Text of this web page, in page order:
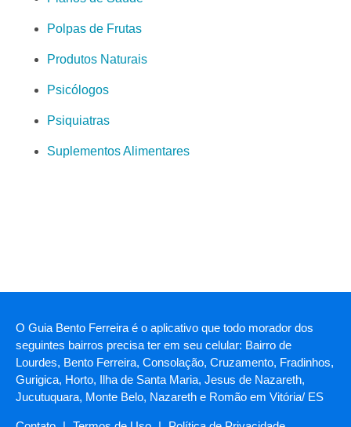
Polpas de Frutas
Produtos Naturais
Psicólogos
Psiquiatras
Suplementos Alimentares
O Guia Bento Ferreira é o aplicativo que todo morador dos
seguintes bairros precisa ter em seu celular: Bairro de
Lourdes, Bento Ferreira, Consolação, Cruzamento, Fradinhos,
Gurigica, Horto, Ilha de Santa Maria, Jesus de Nazareth,
Jucutuquara, Monte Belo, Nazareth e Romão em Vitória/ ES